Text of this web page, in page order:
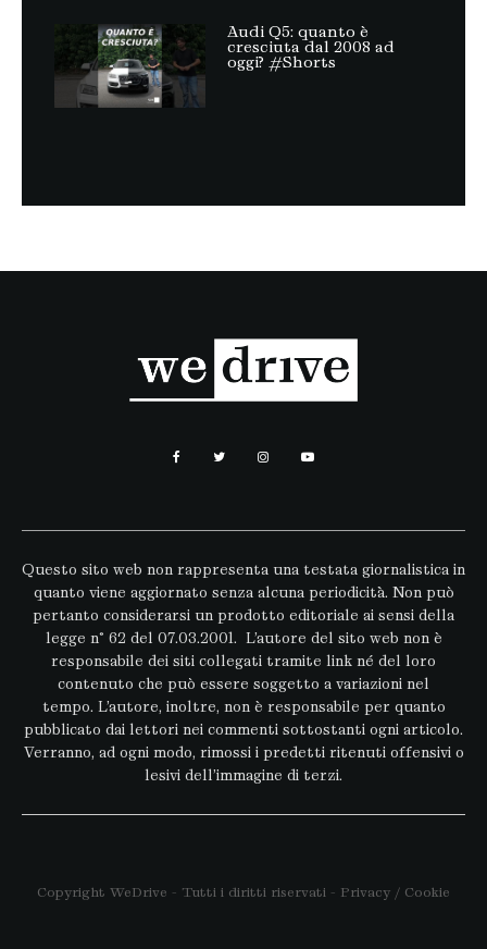
Audi Q5: quanto è
cresciuta dal 2008 ad
oggi? #Shorts
Questo sito web non rappresenta una testata giornalistica in
quanto viene aggiornato senza alcuna periodicità. Non può
pertanto considerarsi un prodotto editoriale ai sensi della
legge n° 62 del 07.03.2001. L’autore del sito web non è
responsabile dei siti collegati tramite link né del loro
contenuto che può essere soggetto a variazioni nel
tempo. L’autore, inoltre, non è responsabile per quanto
pubblicato dai lettori nei commenti sottostanti ogni articolo.
Verranno, ad ogni modo, rimossi i predetti ritenuti offensivi o
lesivi dell’immagine di terzi.
Copyright WeDrive - Tutti i diritti riservati - Privacy / Cookie